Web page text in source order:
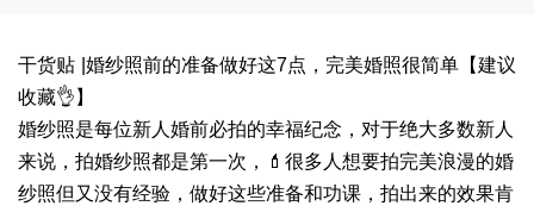
干货贴 |婚纱照前的准备做好这7点，完美婚照很简单【建议
收藏👌】
婚纱照是每位新人婚前必拍的幸福纪念，对于绝大多数新人
来说，拍婚纱照都是第一次，💄很多人想要拍完美浪漫的婚
纱照但又没有经验，做好这些准备和功课，拍出来的效果肯